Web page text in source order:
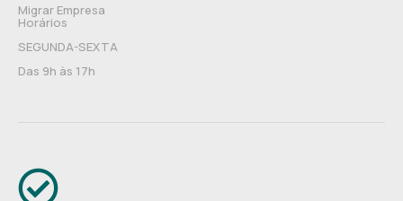
Migrar Empresa
Horários
SEGUNDA-SEXTA
Das 9h às 17h